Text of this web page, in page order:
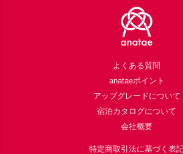
よくある質問
anataeポイント
アップグレードについて
宿泊カタログについて
会社概要
特定商取引法に基づく表